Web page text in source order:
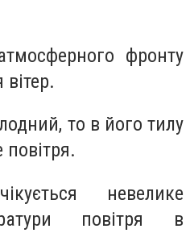
фронту
то в його тилу
невелике
повітря в